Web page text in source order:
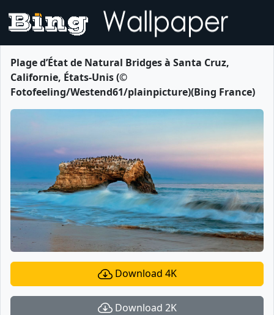
Plage d’État de Natural Bridges à Santa Cruz,
Californie, États-Unis (©
Fotofeeling/Westend61/plainpicture)(Bing France)
Download 4K
Download 2K